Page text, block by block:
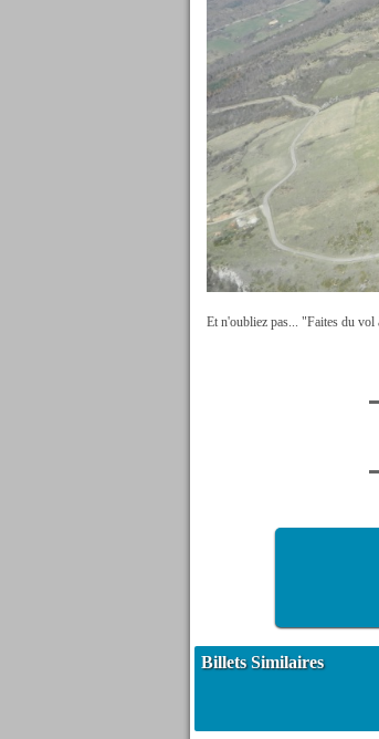
Et n'oubliez pas... "Faites du
Billets Similaires